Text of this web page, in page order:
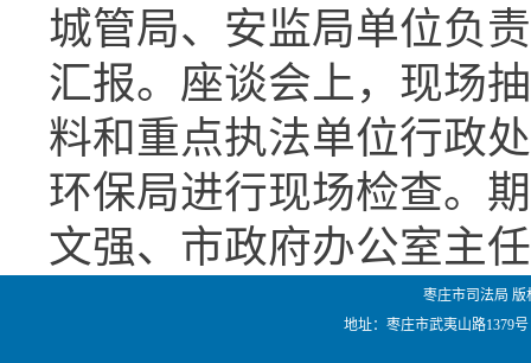
城管局、安监局单位负
汇报。座谈会上，现场
料和重点执法单位行政
环保局进行现场检查。
文强、市政府办公室主
枣庄市司法局
地址：枣庄市武夷山路1379号